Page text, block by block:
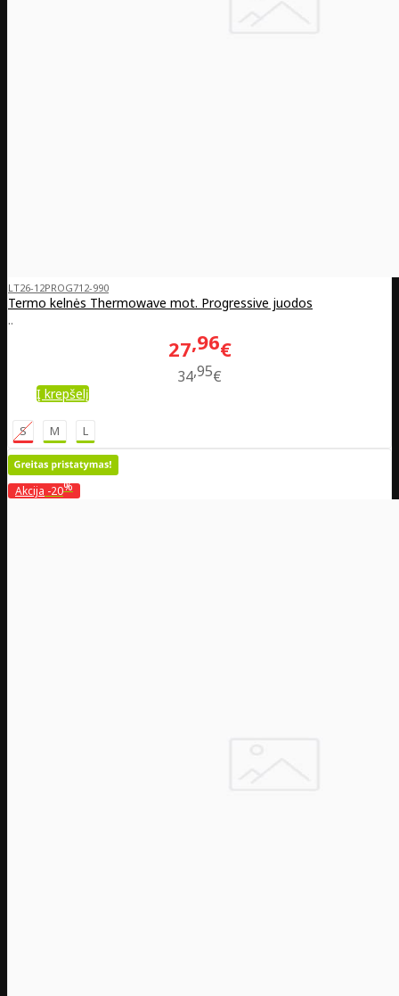
LT26-12PROG712-990
Termo kelnės Thermowave mot. Progressive juodos
..
27 96€
3495€
Į krepšelį
S M L
Akcija -20%